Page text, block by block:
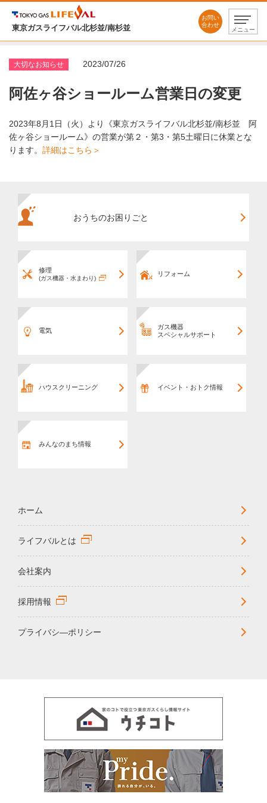
東京ガスライフバル北杉並/南杉並
お問い
合わせ
メニュー
大切なお知らせ 2023/07/26
阿佐ヶ谷ショールーム営業日の変更
2023年8月1日（火）より《東京ガスライフバル北杉並/南杉並 阿
佐ヶ谷ショールーム》の営業が第２・第3・第5土曜日に休業とな
ります。 詳細はこちら＞
おうちのお困りごと
修理
(ガス機器・水まわり)
リフォーム
電気
ガス機器
スペシャルサポート
ハウスクリーニング イベント・おトク情報
みんなのまち情報
ホーム
ライフバルとは
会社案内
採用情報
プライバシ―ポリシー